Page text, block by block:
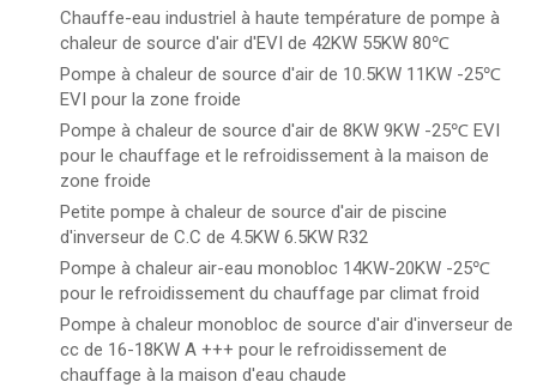
Chauffe-eau industriel à haute température de pompe à
chaleur de source d'air d'EVI de 42KW 55KW 80℃
Pompe à chaleur de source d'air de 10.5KW 11KW -25℃
EVI pour la zone froide
Pompe à chaleur de source d'air de 8KW 9KW -25℃ EVI
pour le chauffage et le refroidissement à la maison de
zone froide
Petite pompe à chaleur de source d'air de piscine
d'inverseur de C.C de 4.5KW 6.5KW R32
Pompe à chaleur air-eau monobloc 14KW-20KW -25℃
pour le refroidissement du chauffage par climat froid
Pompe à chaleur monobloc de source d'air d'inverseur de
cc de 16-18KW A +++ pour le refroidissement de
chauffage à la maison d'eau chaude